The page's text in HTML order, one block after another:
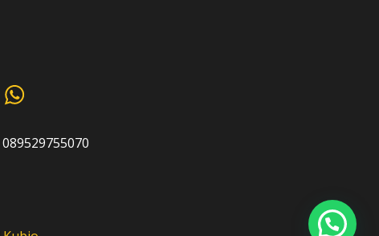
089529755070